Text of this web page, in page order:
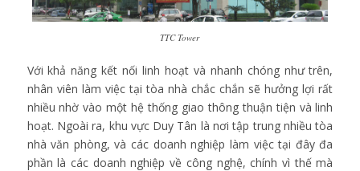
TTC Tower
Với khả năng kết nối linh hoạt và nhanh chóng như trên,
nhân viên làm việc tại tòa nhà chắc chắn sẽ hưởng lợi rất
nhiều nhờ vào một hệ thống giao thông thuận tiện và linh
hoạt. Ngoài ra, khu vực Duy Tân là nơi tập trung nhiều tòa
nhà văn phòng, và các doanh nghiệp làm việc tại đây đa
phần là các doanh nghiệp về công nghệ, chính vì thế mà